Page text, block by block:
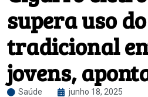
supera uso
tradicional
jovens,
Saúde junho 18, 2025